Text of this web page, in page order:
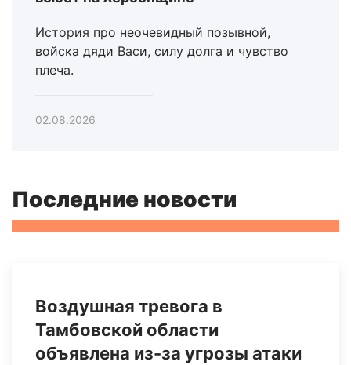
История про неочевидный позывной,
войска дяди Васи, силу долга и чувство
плеча.
02.08.2026
Последние новости
Воздушная тревога в
Тамбовской области
объявлена из-за угрозы атаки